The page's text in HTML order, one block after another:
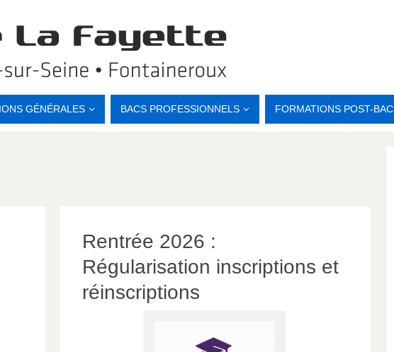
GÉNÉRALES BACS PROFESSIONNELS FORMATIONS POST-BAC
Rentrée 2026 :
Régularisation inscriptions et
réinscriptions